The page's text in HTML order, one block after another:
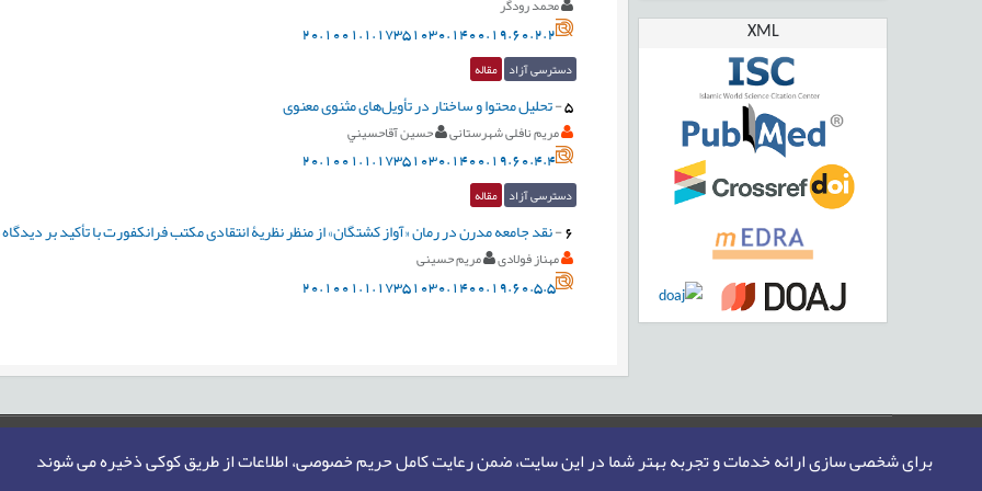
برای شخصی سازی ارائه خدمات و تجربه بهتر شما در این سایت، ضمن رعایت کامل حریم خصوصی، اطلاعات از طریق کوکی ذخیره می شوند
XML
محمد رودگر
20.1001.1.17351030.1400.19.60.2.2
دسترسی آزاد مقاله
5
-تحلیل محتوا و ساختار در تأویل‌های‌ مثنوی معنوی
مریم نافلی شهرستانی حسين آقاحسيني
20.1001.1.17351030.1400.19.60.4.4
دسترسی آزاد مقاله
6
-نقد جامعه مدرن در رمان «آواز کشتگان» از منظر نظریۀ انتقادی مکتب فرانکفورت با تأکید بر
مهناز فولادی مریم حسینی
20.1001.1.17351030.1400.19.60.5.5